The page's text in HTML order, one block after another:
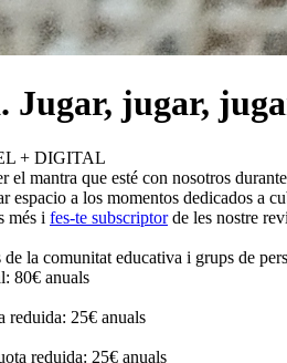
Jugar, jugar,
+ DIGITAL
el mantra que esté con nosotros
espacio a los momentos dedicados a
més i fes-te subscriptor de les nostre
la comunitat educativa i grups de
80€ anuals
reduida: 25€ anuals
reduida: 25€ anuals